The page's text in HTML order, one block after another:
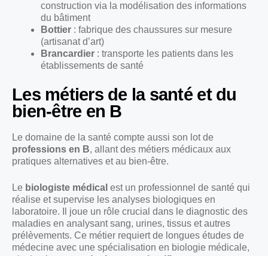
construction via la modélisation des informations
du bâtiment
Bottier : fabrique des chaussures sur mesure
(artisanat d’art)
Brancardier : transporte les patients dans les
établissements de santé
Les métiers de la santé et du
bien-être en B
Le domaine de la santé compte aussi son lot de
professions en B, allant des métiers médicaux aux
pratiques alternatives et au bien-être.
Le biologiste médical est un professionnel de santé qui
réalise et supervise les analyses biologiques en
laboratoire. Il joue un rôle crucial dans le diagnostic des
maladies en analysant sang, urines, tissus et autres
prélèvements. Ce métier requiert de longues études de
médecine avec une spécialisation en biologie médicale,